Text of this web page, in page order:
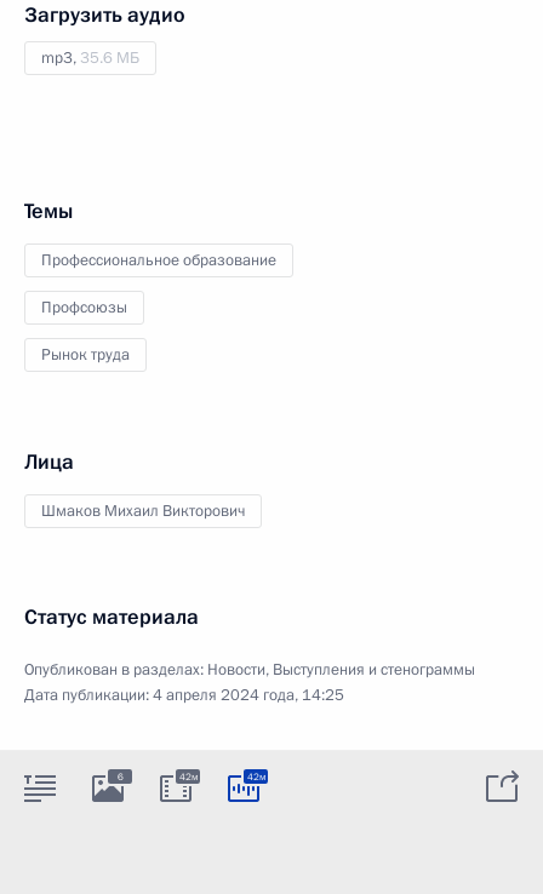
Загрузить аудио
mp3, 35.6 МБ
Темы
Профессиональное образование
Профсоюзы
Рынок труда
Лица
Шмаков Михаил Викторович
Статус материала
Опубликован в разделах: Новости, Выступления и стенограммы
Дата публикации:4 апреля 2024 года, 14:25
6 42м 42м